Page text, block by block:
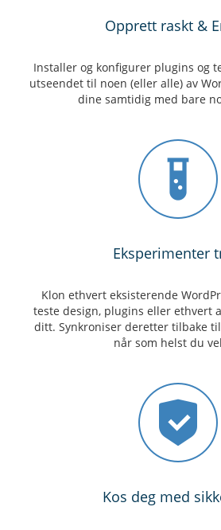
Opprett raskt &
Installer og konfigurer plugins og
utseendet til noen (eller alle) av
dine samtidig med bare
Eksperimenter
Klon ethvert eksisterende
teste design, plugins eller ethvert
ditt. Synkroniser deretter tilbake
når som helst du
Kos deg med